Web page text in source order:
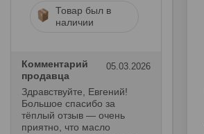
Товар был в
наличии
Комментарий
продавца
05.03.2026
Здравствуйте, Евгений!
Большое спасибо за
тёплый отзыв — очень
приятно, что масло